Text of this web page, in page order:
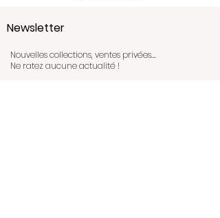
Newsletter
Nouvelles collections, ventes privées….
Ne ratez aucune actualité !